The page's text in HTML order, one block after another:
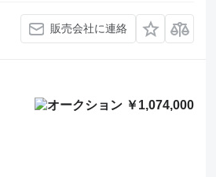
販売会社に連絡
￥1,074,000